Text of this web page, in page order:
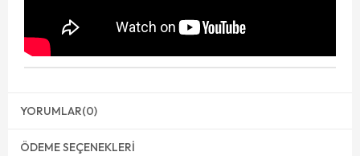
YORUMLAR(0)
ÖDEME SEÇENEKLERI